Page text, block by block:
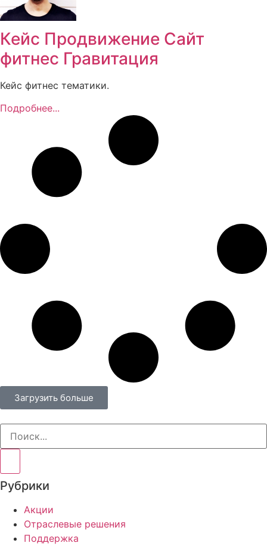
Кейс Продвижение Сайт
фитнес Гравитация
Кейс фитнес тематики.
Подробнее...
Загрузить больше
Рубрики
Акции
Отраслевые решения
Поддержка